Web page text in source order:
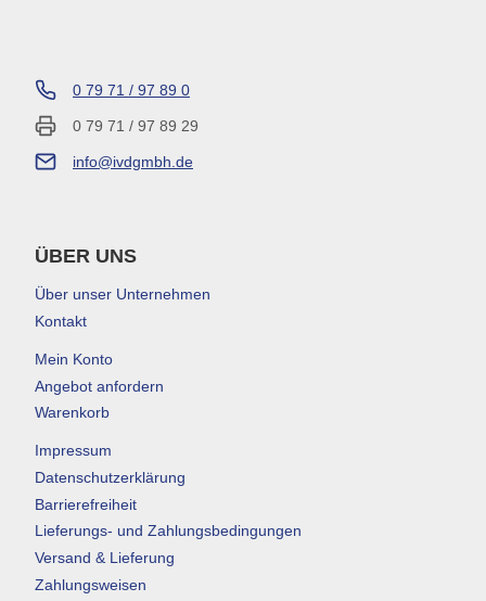
0 79 71 / 97 89 0
0 79 71 / 97 89 29
info@ivdgmbh.de
ÜBER UNS
Über unser Unternehmen
Kontakt
Mein Konto
Angebot anfordern
Warenkorb
Impressum
Datenschutzerklärung
Barrierefreiheit
Lieferungs- und Zahlungsbedingungen
Versand & Lieferung
Zahlungsweisen